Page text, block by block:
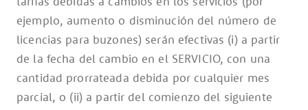
ejemplo, aumento o disminución del número de
licencias para buzones) serán efectivas (i) a partir
de la fecha del cambio en el SERVICIO, con una
cantidad prorrateada debida por cualquier mes
parcial, o (ii) a partir del comienzo del siguiente